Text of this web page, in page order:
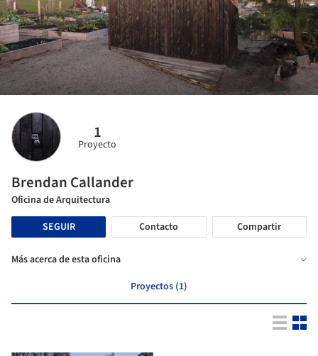
1
Proyecto
Brendan Callander
Oficina de Arquitectura
SEGUIR
Contacto Compartir
Más acerca de esta oficina
Proyectos (1)